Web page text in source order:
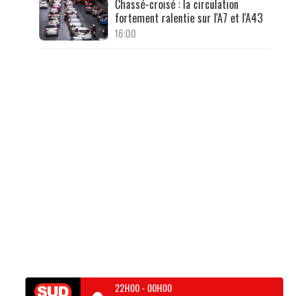
Chassé-croisé : la circulation
fortement ralentie sur l'A7 et l'A43
16:00
22H00- 00H00